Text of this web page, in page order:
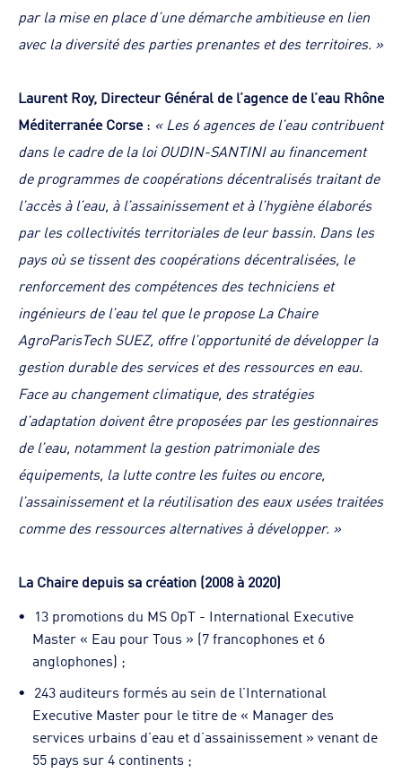
par la mise en place d’une démarche ambitieuse en lien
avec la diversité des parties prenantes et des territoires. »
Laurent Roy, Directeur Général de l’agence de l’eau Rhône
Méditerranée Corse: « Les 6 agences de l’eau contribuent
dans le cadre de la loi OUDIN-SANTINI au financement
de programmes de coopérations décentralisés traitant de
l’accès à l’eau, à l’assainissement et à l’hygiène élaborés
par les collectivités territoriales de leur bassin. Dans les
pays où se tissent des coopérations décentralisées, le
renforcement des compétences des techniciens et
ingénieurs de l’eau tel que le propose La Chaire
AgroParisTech SUEZ, offre l’opportunité de développer la
gestion durable des services et des ressources en eau.
Face au changement climatique, des stratégies
d’adaptation doivent être proposées par les gestionnaires
de l’eau, notamment la gestion patrimoniale des
équipements, la lutte contre les fuites ou encore,
l’assainissement et la réutilisation des eaux usées traitées
comme des ressources alternatives à développer. »
La Chaire depuis sa création (2008 à 2020)
13 promotions du MS OpT - International Executive
Master « Eau pour Tous » (7 francophones et 6
anglophones) ;
243 auditeurs formés au sein de l’International
Executive Master pour le titre de « Manager des
services urbains d’eau et d’assainissement » venant de
55 pays sur 4 continents ;